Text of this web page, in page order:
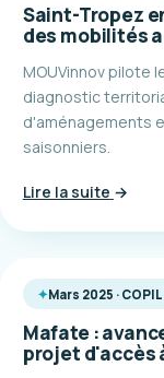
Saint-Tropez
des mobilités
MOUVinnov pilote
diagnostic
d'aménagements
saisonniers.
Lire la suite →
Mars 2025 ·
Mafate :
projet d'accès